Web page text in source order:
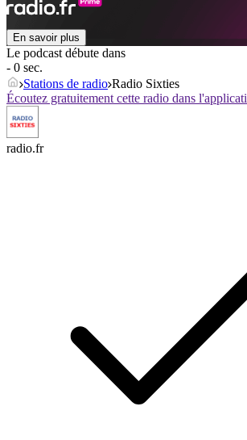
En savoir plus
Le podcast débute dans
- 0 sec.
Stations de radio Radio Sixties
Écoutez gratuitement cette radio dans
radio.fr